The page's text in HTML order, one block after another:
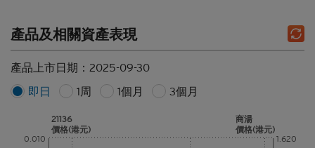
產品及相關資產表現
產品上市日期： 2025-09-30
即日
1周 1個月 3個月
21136
價格(港元)
商湯
價格(港元)
0.010 1.620